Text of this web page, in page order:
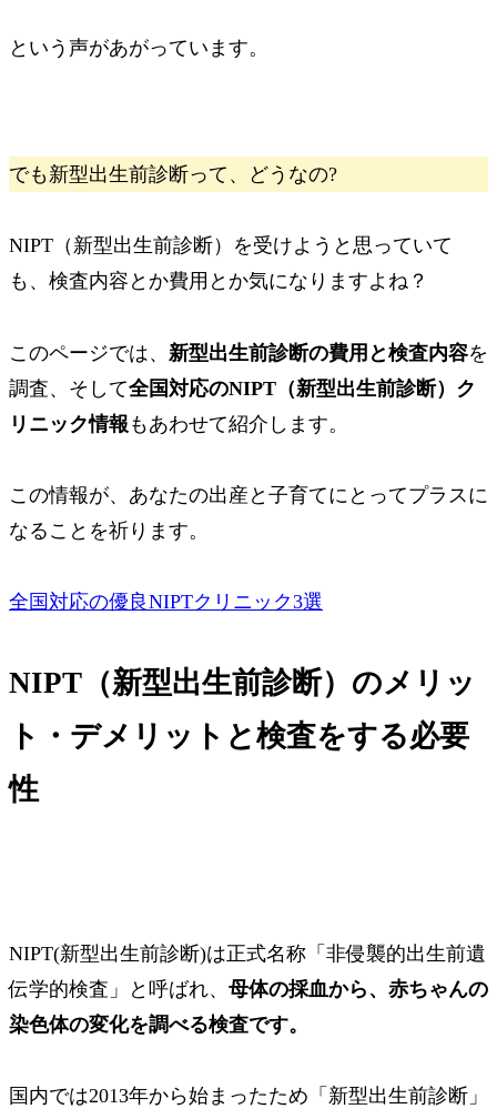
という声があがっています。
でも新型出生前診断って、どうなの?
NIPT（新型出生前診断）を受けようと思っていて
も、検査内容とか費用とか気になりますよね？
このページでは、 新型出生前診断の費用と検査内容を
調査、そして全国対応のNIPT（新型出生前診断）ク
リニック情報 もあわせて紹介します。
この情報が、あなたの出産と子育てにとってプラスに
なることを祈ります。
全国対応の優良NIPTクリニック3選
NIPT（新型出生前診断）のメリッ
ト・デメリットと検査をする必要
性
NIPT(新型出生前診断)は正式名称「非侵襲的出生前遺
伝学的検査」と呼ばれ、 母体の採血から、赤ちゃんの
染色体の変化を調べる検査です。
国内では2013年から始まったため 「新型出生前診断」